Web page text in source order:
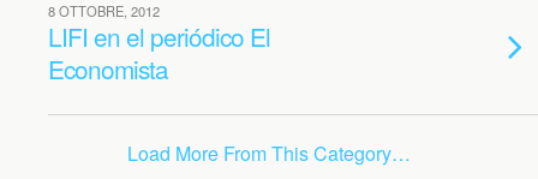
8 OTTOBRE, 2012
LIFI en el periódico El
Economista
Load More From This Category…